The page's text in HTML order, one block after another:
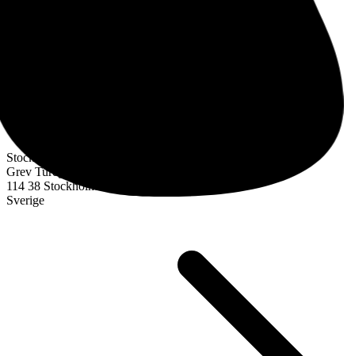
Stockholm
Grev Turegatan 30
114 38 Stockholm
Sverige